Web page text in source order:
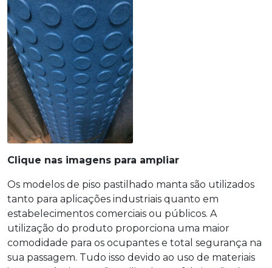
Clique nas imagens para ampliar
Os modelos de piso pastilhado manta são utilizados
tanto para aplicações industriais quanto em
estabelecimentos comerciais ou públicos. A
utilização do produto proporciona uma maior
comodidade para os ocupantes e total segurança na
sua passagem. Tudo isso devido ao uso de materiais